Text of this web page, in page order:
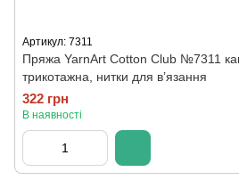
Артикул: 7311
Пряжа YarnArt Cotton Club №7311
трикотажна, нитки для в’язання
322 грн
В наявності